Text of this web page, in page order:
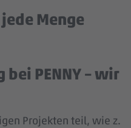
Menge
PENNY – wir
Projekten teil, wie z.